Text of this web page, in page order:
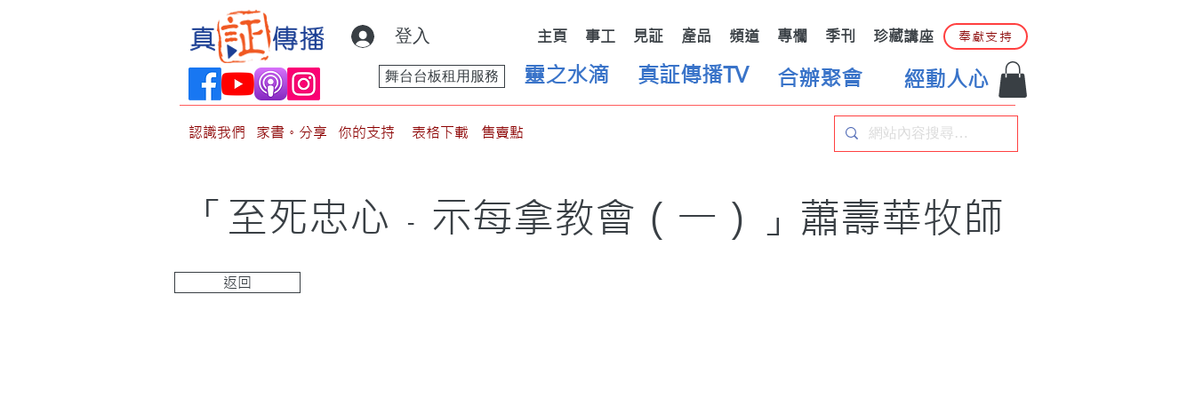
登入 主頁 事工 見証 產品 頻道 專欄 季刊 珍藏講座 奉獻支持
靈之水滴
舞台台板租用服務 真証傳播TV 合辦聚會 經動人心
認識我們 家書。分享 你的支持 表格下載 售賣點
「至死忠心﹣示每拿教會（一）」蕭壽華牧師
返回